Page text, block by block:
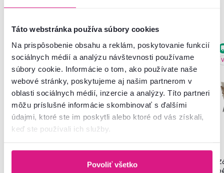
Táto webstránka používa súbory cookies
Na prispôsobenie obsahu a reklám, poskytovanie funkcií
sociálnych médií a analýzu návštevnosti používame
súbory cookie. Informácie o tom, ako používate naše
webové stránky, poskytujeme aj našim partnerom v
oblasti sociálnych médií, inzercie a analýzy. Títo partneri
môžu príslušné informácie skombinovať s ďalšími
údajmi, ktoré ste im poskytli alebo ktoré od vás získali,
keď ste používali ich služby.
Povoliť všetko
Podobné produkty
Akcia Vynáška
4,8 530
Zadarmo
Slovenský výrobok
4,7 13
Rozkladacia posteľ, biela,